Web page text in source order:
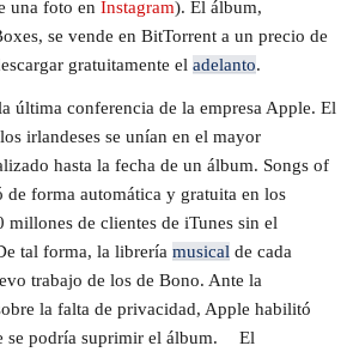
una foto en Instagram). El álbum,
se vende en BitTorrent a un precio de
gratuitamente el adelanto.
última conferencia de la empresa Apple. El
irlandeses se unían en el mayor
hasta la fecha de un álbum. Songs of
de forma automática y gratuita en los
millones de clientes de iTunes sin el
tal forma, la librería musical de cada
trabajo de los de Bono. Ante la
la falta de privacidad, Apple habilitó
se podría suprimir el álbum. El